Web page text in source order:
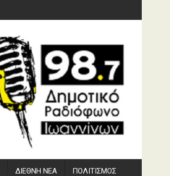
ΔΙΕΘΝΉ ΝΈΑ ΠΟΛΙΤΙΣΜΌΣ